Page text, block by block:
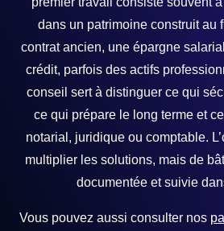
dans un patrimoine construit au
contrat ancien, une épargne
crédit, parfois des actifs
conseil sert à distinguer ce qui
ce qui prépare le long terme et
notarial, juridique ou comptable.
multiplier les solutions, mais de
documentée et suivie
Vous pouvez aussi consulter nos